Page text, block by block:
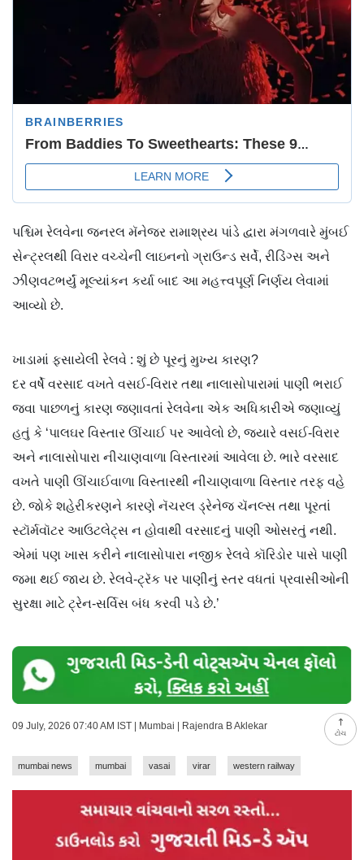
ટોચ
પશ્ચિમ રેલવેના જનરલ મૅનેજર રામાશ્રય પાંડે દ્વારા મંગળવારે મુંબઈ
સેન્ટ્રલથી વિરાર વચ્ચેની લાઇનનો ગ્રાઉન્ડ સર્વે, રીડિંગ્સ અને
ઝીણવટભર્યું મૂલ્યાંકન કર્યા બાદ આ મહત્ત્વપૂર્ણ નિર્ણય લેવામાં
આવ્યો છે.
ખાડામાં ફસાયેલી રેલવે : શું છે પૂરનું મુખ્ય કારણ?
દર વર્ષે વરસાદ વખતે વસઈ-વિરાર તથા નાલાસોપારામાં પાણી ભરાઈ
જવા પાછળનું કારણ જણાવતાં રેલવેના એક અધિકારીએ જણાવ્યું
હતું કે ‘પાલઘર વિસ્તાર ઊંચાઈ પર આવેલો છે, જ્યારે વસઈ-વિરાર
અને નાલાસોપારા નીચાણવાળા વિસ્તારમાં આવેલા છે. ભારે વરસાદ
વખતે પાણી ઊંચાઈવાળા વિસ્તારથી નીચાણવાળા વિસ્તાર તરફ વહે
છે. જોકે શહેરીકરણને કારણે નૅચરલ ડ્રેનેજ ચૅનલ્સ તથા પૂરતાં
સ્ટૉર્મવૉટર આઉટલેટ્સ ન હોવાથી વરસાદનું પાણી ઓસરતું નથી.
એમાં પણ ખાસ કરીને નાલાસોપારા નજીક રેલવે કૉરિડોર પાસે પાણી
જમા થઈ જાય છે. રેલવે-ટ્રૅક પર પાણીનું સ્તર વધતાં પ્રવાસીઓની
સુરક્ષા માટે ટ્રેન-સર્વિસ બંધ કરવી પડે છે.’
09 July, 2026 07:40 AM IST | Mumbai | Rajendra B Aklekar
mumbai news mumbai vasai virar western railway